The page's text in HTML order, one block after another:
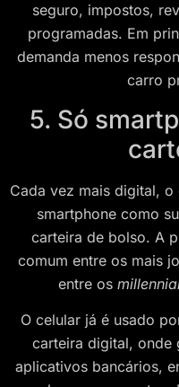
seguro, impostos,
programadas. Em
demanda menos
carro
5. Só
Cada vez mais digital,
smartphone como
carteira de bolso. A
comum entre os mais
entre os
O celular já é usado
carteira digital, onde
aplicativos bancários,